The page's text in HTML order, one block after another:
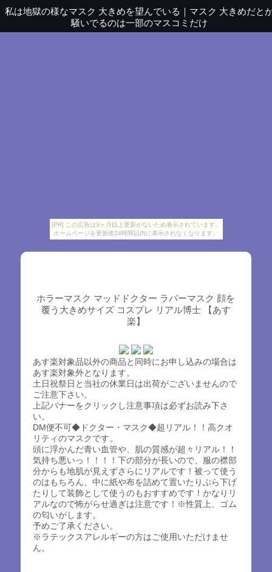
[PR] この広告は3ヶ月以上更新がないため表示されています。
ホームページを更新後24時間以内に表示されなくなります。
私は地獄の様なマスク 大きめを望んでいる ｜ マスク 大きめだと
騒いでるのは一部のマスコミだけ
ホラーマスク マッドドクター ラバーマスク 顔を
覆う大きめサイズ コスプレ リアル博士 【あす
楽】
あす楽対象品以外の商品と同時にお申し込みの場合は
あす楽対象外となります。
土日祝祭日と当社の休業日は出荷がございませんので
ご注意下さい。
上記バナーをクリックし注意事項は必ずお読み下さ
い。
DM便不可◆ドクター・マスク◆超リアル！！高クオ
リティのマスクです。
頭に浮かんだ青い血管や、肌の質感が超々リアル！！
気持ち悪いっ！！！！下の部分が長いので、服の襟部
分からも地肌が見えずさらにリアルです！被って使う
のはもちろん、中に紙や布を詰めて置いたりぶら下げ
たりして装飾として使うのもおすすめです！かなりリ
アルなので怖がらせ過ぎは注意です！※性質上、ゴム
の匂いがします。
予めご了承ください。
※ラテックスアレルギーの方はご使用いただけませ
ん。